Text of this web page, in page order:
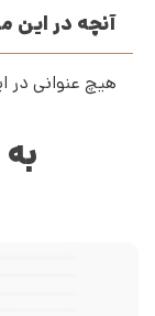
آنچه در این
هیچ عنوانی